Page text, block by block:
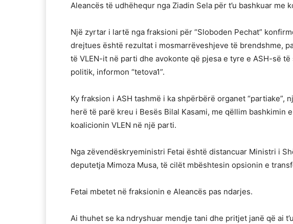
Aleancës të udhëhequr nga Ziadin Sela për t’u bashkuar me
Një zyrtar i lartë nga fraksioni për “Sloboden Pechat”
drejtues është rezultat i mosmarrëveshjeve të brendshme,
të VLEN-it në parti dhe avokonte që pjesa e tyre e ASH-së
politik, informon “tetova1”.
Ky fraksion i ASH tashmë i ka shpërbërë organet “partiake”,
herë të parë kreu i Besës Bilal Kasami, me qëllim bashkimin
koalicionin VLEN në një parti.
Nga zëvendëskryeministri Fetai është distancuar Ministri i
deputetja Mimoza Musa, të cilët mbështesin opsionin e
Fetai mbetet në fraksionin e Aleancës pas ndarjes.
Ai thuhet se ka ndryshuar mendje tani dhe pritjet janë që ai